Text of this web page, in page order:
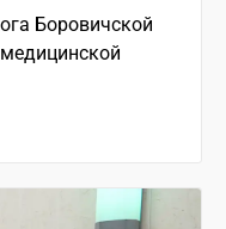
Боровичской